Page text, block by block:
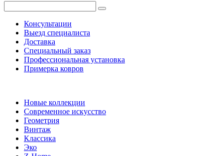
Консультации
Выезд специалиста
Доставка
Специальный заказ
Профессиональная установка
Примерка ковров
Новые коллекции
Современное искусство
Геометрия
Винтаж
Классика
Эко